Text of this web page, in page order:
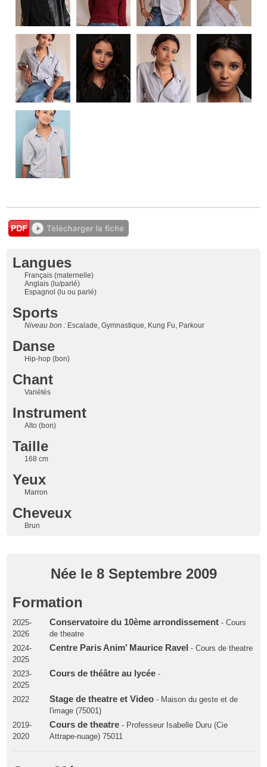
Langues
Français (maternelle)
Anglais (lu/parlé)
Espagnol (lu ou parlé)
Sports
Niveau bon : Escalade, Gymnastique, Kung Fu, Parkour
Danse
Hip-hop (bon)
Chant
Variétés
Instrument
Alto (bon)
Taille
168 cm
Yeux
Marron
Cheveux
Brun
Née le 8 Septembre 2009
Formation
2025-
2026
Conservatoire du 10ème arrondissement- Cours
de theatre
2024-
2025
Centre Paris Anim’ Maurice Ravel - Cours de theatre
2023-
2025
Cours de théâtre au lycée-
2022 Stage de theatre et Video- Maison du geste et de
l'image (75001)
2019-
2020
Cours de theatre- Professeur Isabelle Duru (Cie
Attrape-nuage) 75011